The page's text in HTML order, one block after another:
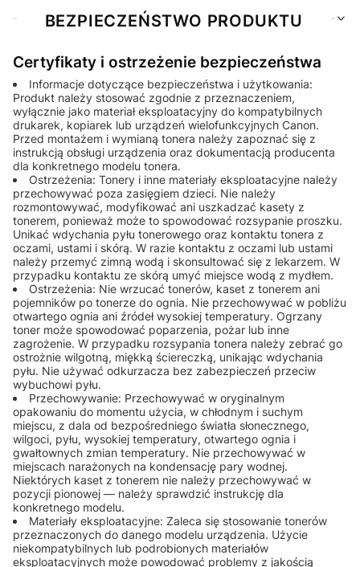
BEZPIECZEŃSTWO PRODUKTU
Certyfikaty i ostrzeżenie bezpieczeństwa
Informacje dotyczące bezpieczeństwa i użytkowania:
Produkt należy stosować zgodnie z przeznaczeniem,
wyłącznie jako materiał eksploatacyjny do kompatybilnych
drukarek, kopiarek lub urządzeń wielofunkcyjnych Canon.
Przed montażem i wymianą tonera należy zapoznać się z
instrukcją obsługi urządzenia oraz dokumentacją producenta
dla konkretnego modelu tonera.
Ostrzeżenia: Tonery i inne materiały eksploatacyjne należy
przechowywać poza zasięgiem dzieci. Nie należy
rozmontowywać, modyfikować ani uszkadzać kasety z
tonerem, ponieważ może to spowodować rozsypanie proszku.
Unikać wdychania pyłu tonerowego oraz kontaktu tonera z
oczami, ustami i skórą. W razie kontaktu z oczami lub ustami
należy przemyć zimną wodą i skonsultować się z lekarzem. W
przypadku kontaktu ze skórą umyć miejsce wodą z mydłem.
Ostrzeżenia: Nie wrzucać tonerów, kaset z tonerem ani
pojemników po tonerze do ognia. Nie przechowywać w pobliżu
otwartego ognia ani źródeł wysokiej temperatury. Ogrzany
toner może spowodować poparzenia, pożar lub inne
zagrożenie. W przypadku rozsypania tonera należy zebrać go
ostrożnie wilgotną, miękką ściereczką, unikając wdychania
pyłu. Nie używać odkurzacza bez zabezpieczeń przeciw
wybuchowi pyłu.
Przechowywanie: Przechowywać w oryginalnym
opakowaniu do momentu użycia, w chłodnym i suchym
miejscu, z dala od bezpośredniego światła słonecznego,
wilgoci, pyłu, wysokiej temperatury, otwartego ognia i
gwałtownych zmian temperatury. Nie przechowywać w
miejscach narażonych na kondensację pary wodnej.
Niektórych kaset z tonerem nie należy przechowywać w
pozycji pionowej — należy sprawdzić instrukcję dla
konkretnego modelu.
Materiały eksploatacyjne: Zaleca się stosowanie tonerów
przeznaczonych do danego modelu urządzenia. Użycie
niekompatybilnych lub podrobionych materiałów
eksploatacyjnych może powodować problemy z jakością